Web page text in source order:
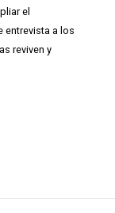
el
entrevista a los
reviven y